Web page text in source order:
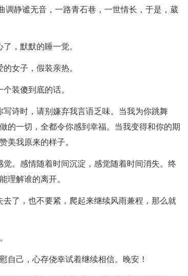
调静谧无音，一路青石巷，一世情长，于是，葳
，默默的睡一觉。
女子，假装亲热。
装傻到底的话。
诗时，请别嫌弃我言语乏味。当我为你跳舞
的一切，全都令你感到幸福。当我变得和你的期
美我原来的样子。
。感情随着时间沉淀，感觉随着时间消失。终
理解谁的离开。
了，也不要紧，爬起来继续风雨兼程，那么就
自己，心存侥幸试着继续相信。晚安！